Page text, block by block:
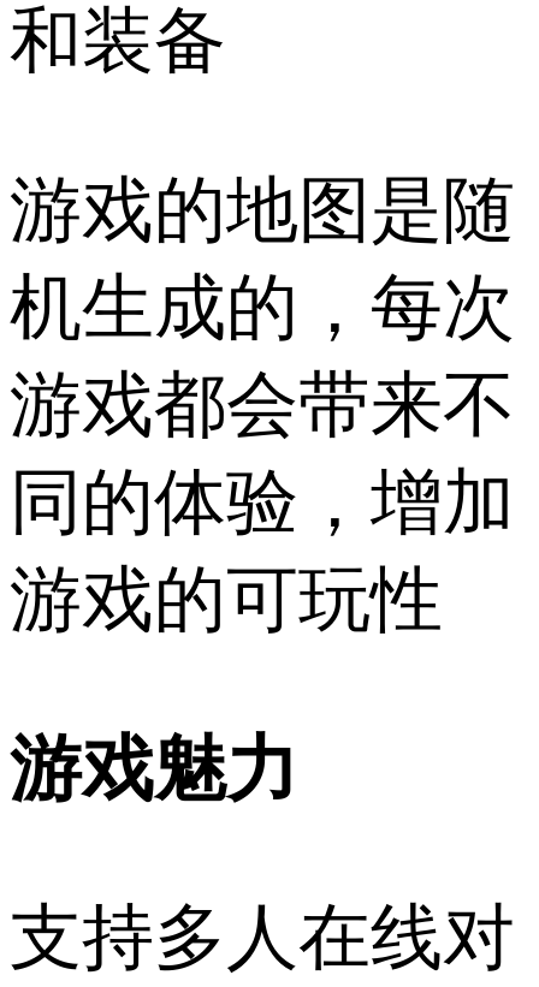
和装备
游戏的地图是随
机生成的，每次
游戏都会带来不
同的体验，增加
游戏的可玩性
游戏魅力
支持多人在线对